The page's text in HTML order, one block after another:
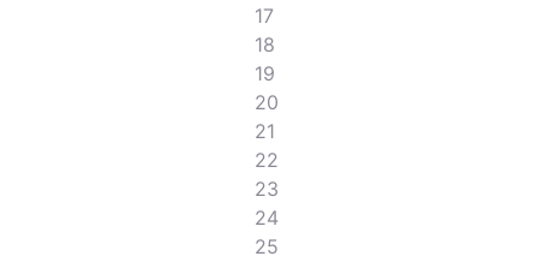
17
18
19
20
21
22
23
24
25